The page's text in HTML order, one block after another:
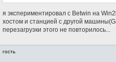
я экспериментировал с Betwin на
хостом и станцией с другой
перезагрузки этого не повторилось...
гость